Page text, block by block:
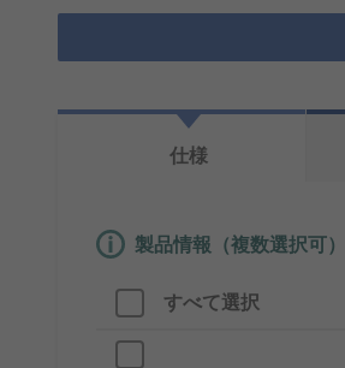
仕様
製品情報（複数選択可
すべて選択